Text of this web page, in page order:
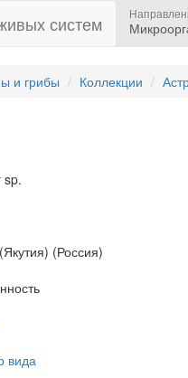
систем
и грибы Коллекции
sp.
(Россия)
вида